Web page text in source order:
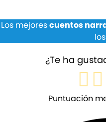
Los mejorescuentos
¿Te ha
Puntuación